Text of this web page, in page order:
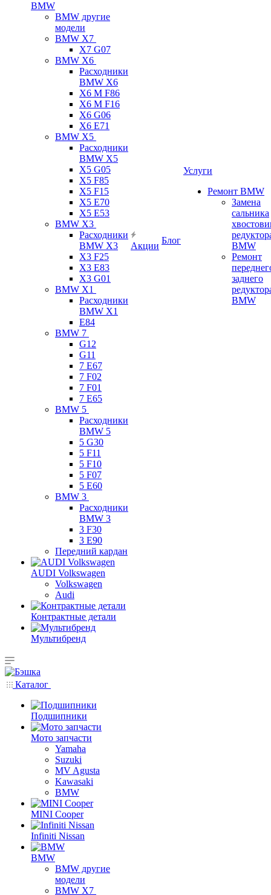
BMW
BMW другие
модели
BMW X7
X7 G07
BMW X6
Расходники
BMW X6
X6 M F86
X6 M F16
X6 G06
X6 E71
BMW X5
Расходники
BMW X5
X5 G05
X5 F85
X5 F15
X5 E70
X5 E53
BMW X3
Расходники
BMW X3
X3 F25
X3 E83
X3 G01
BMW X1
Расходники
BMW X1
E84
BMW 7
G12
G11
7 Е67
7 F02
7 F01
7 E65
BMW 5
Расходники
BMW 5
5 G30
5 F11
5 F10
5 F07
5 E60
BMW 3
Расходники
BMW 3
3 F30
3 E90
Передний кардан
AUDI Volkswagen
Volkswagen
Audi
Контрактные детали
Мультибренд
Акции
Блог
Услуги
Ремонт BMW
Замена
сальника
BMW
Ремонт
заднего
BMW
Каталог
Подшипники
Мото запчасти
Yamaha
Suzuki
MV Agusta
Kawasaki
BMW
MINI Cooper
Infiniti Nissan
BMW
BMW другие
модели
BMW X7